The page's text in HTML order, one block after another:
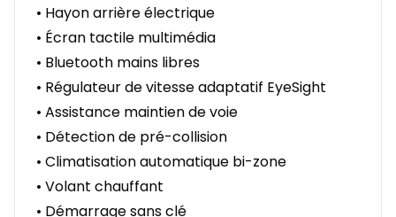
• Hayon arrière électrique
• Écran tactile multimédia
• Bluetooth mains libres
• Régulateur de vitesse adaptatif EyeSight
• Assistance maintien de voie
• Détection de pré-collision
• Climatisation automatique bi-zone
• Volant chauffant
• Démarrage sans clé